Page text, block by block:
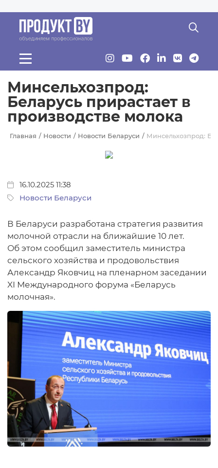
Минсельхозпрод:
Беларусь прирастает в
производстве молока
Главная Новости Новости Беларуси Минсельхозпрод:
16.10.2025 11:38
Новости Беларуси
В Беларуси разработана стратегия развития
молочной отрасли на ближайшие 10 лет.
Об этом сообщил заместитель министра
сельского хозяйства и продовольствия
Александр Яковчиц на пленарном заседании
XI Международного форума «Беларусь
молочная».